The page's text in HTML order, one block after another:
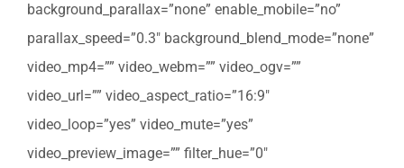
background_parallax=”none” enable_mobile=”no”
parallax_speed=”0.3″ background_blend_mode=”none”
video_mp4=”” video_webm=”” video_ogv=””
video_url=”” video_aspect_ratio=”16:9″
video_loop=”yes” video_mute=”yes”
video_preview_image=”” filter_hue=”0″